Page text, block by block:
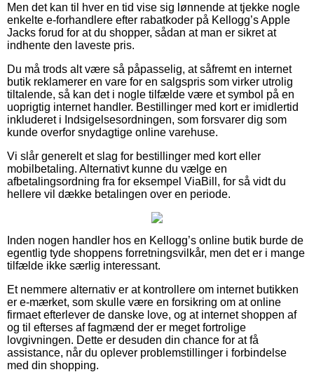
Men det kan til hver en tid vise sig lønnende at tjekke nogle
enkelte e-forhandlere efter rabatkoder på Kellogg’s Apple
Jacks forud for at du shopper, sådan at man er sikret at
indhente den laveste pris.
Du må trods alt være så påpasselig, at såfremt en internet
butik reklamerer en vare for en salgspris som virker utrolig
tiltalende, så kan det i nogle tilfælde være et symbol på en
uoprigtig internet handler. Bestillinger med kort er imidlertid
inkluderet i Indsigelsesordningen, som forsvarer dig som
kunde overfor snydagtige online varehuse.
Vi slår generelt et slag for bestillinger med kort eller
mobilbetaling. Alternativt kunne du vælge en
afbetalingsordning fra for eksempel ViaBill, for så vidt du
hellere vil dække betalingen over en periode.
Inden nogen handler hos en Kellogg’s online butik burde de
egentlig tyde shoppens forretningsvilkår, men det er i mange
tilfælde ikke særlig interessant.
Et nemmere alternativ er at kontrollere om internet butikken
er e-mærket, som skulle være en forsikring om at online
firmaet efterlever de danske love, og at internet shoppen af
og til efterses af fagmænd der er meget fortrolige
lovgivningen. Dette er desuden din chance for at få
assistance, når du oplever problemstillinger i forbindelse
med din shopping.